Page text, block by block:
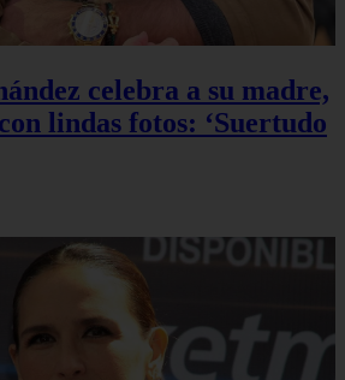
celebra a su madre,
lindas fotos: ‘Suertudo